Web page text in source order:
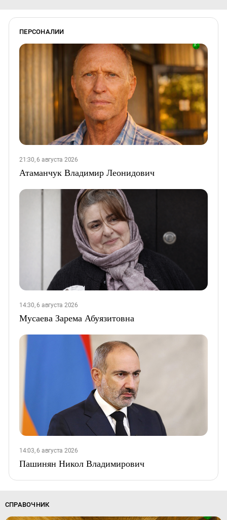
ПЕРСОНАЛИИ
21:30, 6 августа 2026
Атаманчук Владимир Леонидович
14:30, 6 августа 2026
Мусаева Зарема Абуязитовна
14:03, 6 августа 2026
Пашинян Никол Владимирович
СПРАВОЧНИК